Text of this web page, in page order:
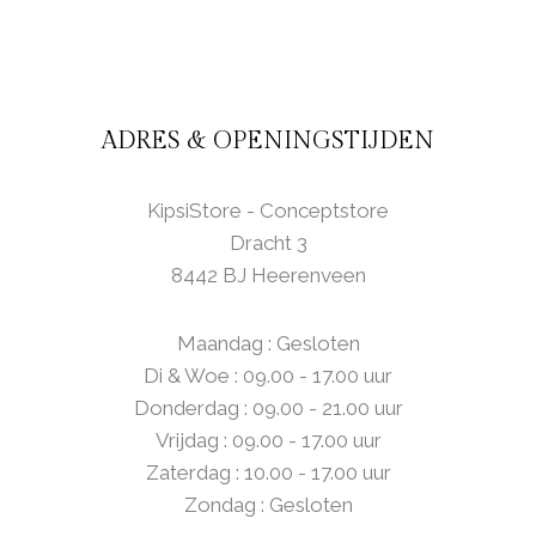
ADRES & OPENINGSTIJDEN
KipsiStore - Conceptstore
Dracht 3
8442 BJ Heerenveen
Maandag : Gesloten
Di & Woe : 09.00 - 17.00 uur
Donderdag : 09.00 - 21.00 uur
Vrijdag : 09.00 - 17.00 uur
Zaterdag : 10.00 - 17.00 uur
Zondag : Gesloten